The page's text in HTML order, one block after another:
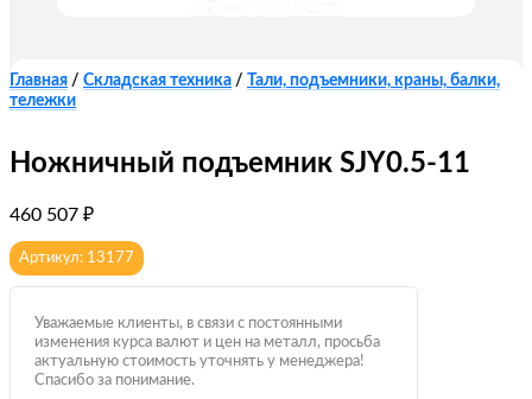
Главная / Складская техника /
Тали, подъемники, краны, балки,
тележки
Ножничный подъемник SJY0.5-11
460 507 ₽
Артикул: 13177
Уважаемые клиенты, в связи с постоянными
изменения курса валют и цен на металл, просьба
актуальную стоимость уточнять у менеджера!
Спасибо за понимание.